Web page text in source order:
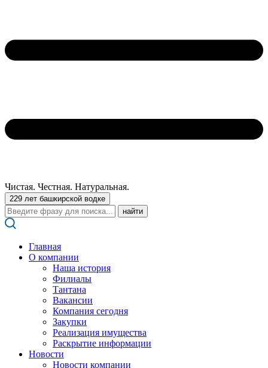
Чистая. Честная. Натуральная.
229 лет башкирской водке
Поиск:
Главная
О компании
Наша история
Филиалы
Тантана
Вакансии
Компания сегодня
Закупки
Реализация имущества
Раскрытие информации
Новости
Новости компании